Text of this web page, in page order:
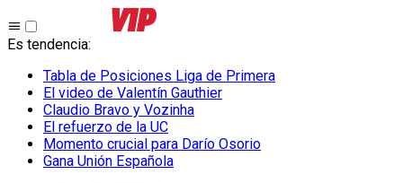
Es tendencia:
Tabla de Posiciones Liga de Primera
El video de Valentín Gauthier
Claudio Bravo y Vozinha
El refuerzo de la UC
Momento crucial para Darío Osorio
Gana Unión Española